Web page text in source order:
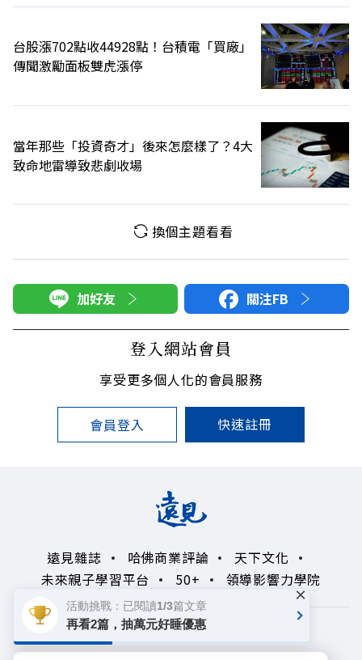
台股漲702點收44928點！台積電「買廠」
傳聞激勵面板雙虎漲停
當年那些「投資奇才」後來怎麼樣了？4大
致命地雷導致悲劇收場
換個主題看看
加好友 關注FB
登入網站會員
享受更多個人化的會員服務
會員登入 快速註冊
遠見雜誌 哈佛商業評論
天下文化
未來親子學習平台
50+ 領導影響力學院
著作權聲明 隱私權政策
活動挑戰：已閱讀1/3篇文章
再看2篇，抽萬元好睡優惠
×